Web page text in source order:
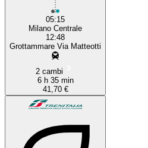
05:15
Milano Centrale
12:48
Grottammare Via Matteotti
2 cambi
6 h 35 min
41,70 €